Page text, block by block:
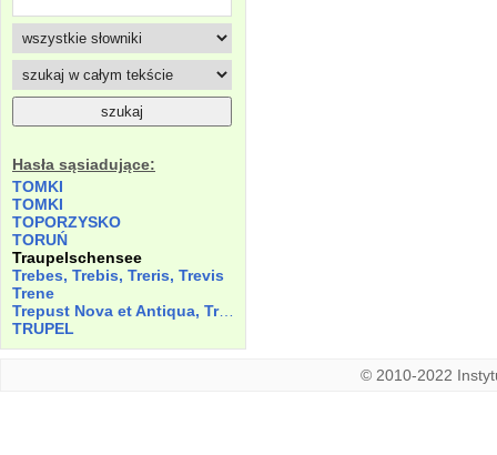
Hasła sąsiadujące:
TOMKI
TOMKI
TOPORZYSKO
TORUŃ
Traupelschensee
Trebes, Trebis, Treris, Trevis
Trene
Trepust Nova et Antiqua, Tribssmole, Trippspussch, Tripsmole, Tripspossche
TRUPEL
© 2010-2022